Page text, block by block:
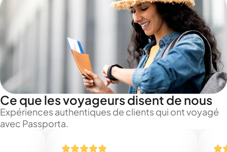
Ce que les voyageurs disent de nous
Expériences authentiques de clients qui ont voyagé
avec Passporta.